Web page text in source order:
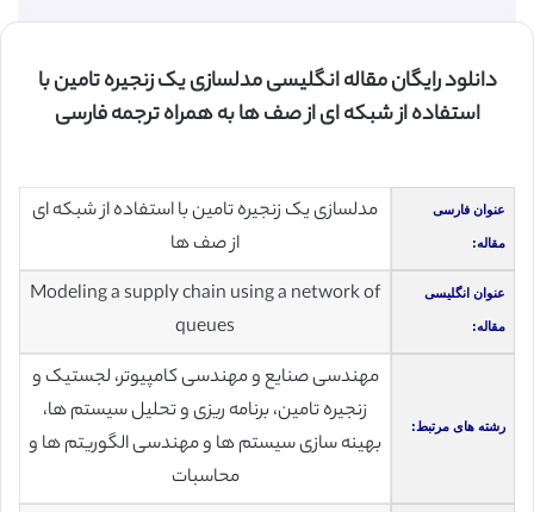
دانلود رایگان مقاله انگلیسی مدلسازی یک زنجیره تامین با
استفاده از شبکه ای از صف ها به همراه ترجمه فارسی
عنوان فارسی
مقاله:
مدلسازی یک زنجیره تامین با استفاده از شبکه ای
از صف ها
عنوان انگلیسی
مقاله:
Modeling a supply chain using a network of
queues
رشته های مرتبط:
مهندسی صنایع و مهندسی کامپیوتر، لجستیک و
زنجیره تامین، برنامه ریزی و تحلیل سیستم ها،
بهینه سازی سیستم ها و مهندسی الگوریتم ها و
محاسبات